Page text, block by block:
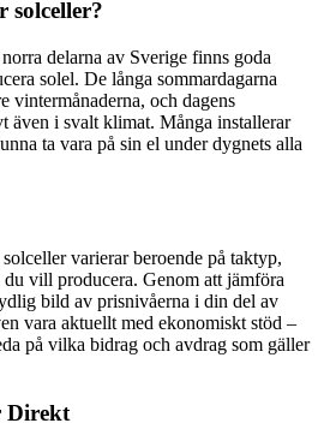
solceller?
delarna av Sverige finns goda
solel. De långa sommardagarna
vintermånaderna, och dagens
även i svalt klimat. Många installerar
ta vara på sin el under dygnets alla
varierar beroende på taktyp,
vill producera. Genom att jämföra
bild av prisnivåerna i din del av
vara aktuellt med ekonomiskt stöd –
på vilka bidrag och avdrag som gäller
Direkt